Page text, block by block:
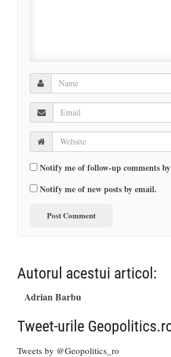
Notify me of follow-up comments
Notify me of new posts by email.
Autorul acestui articol:
Adrian Barbu
Tweet-urile
Tweets by @Geopolitics_ro